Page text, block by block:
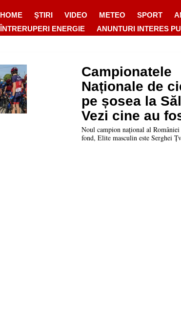
HOME ŞTIRI VIDEO METEO SPORT
ÎNTRERUPERI ENERGIE
ANUNTURI INTERES
Campionatele
Naționale de
pe șosea la
Vezi cine au
câștigătorii
Noul campion național al
fond, Elite masculin este Serghei